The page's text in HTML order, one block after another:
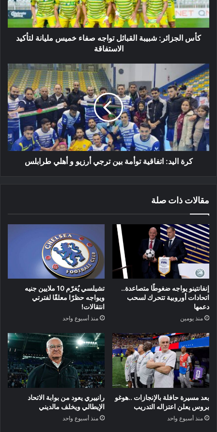
خميس
مليانة
لتأكيد
الاستفاقة
كأس الجزائر: شبيبة القبائل تواجه صفاء خميس مليانة لتأكيد
الاستفاقة
كرة
اليد:
اتفاقية
توأمة
بين
ترجي
أرزيو
أهلي
طرابلسكرة اليد: اتفاقية توأمة بين ترجي أرزيو و أهلي طرابلس
مقالات ذات صلة
إنفانتينو يواجه ضغوطًا متصاعدة..
اتحادات أوروبية تتحرك لسحب
دعمها
منذ يومين
تشيلسي يُغرّم 10 ملايين جنيه
ويواجه حظرًا معلقًا لفترتي
انتقالات!
منذ أسبوع واحد
بعد مسيرة حافلة بالإنجازات ..هوغو
بروس يعلن اعتزاله التدريب
منذ أسبوع واحد
رانييري يعود من بوابة الاتحاد
الإيطالي ويخلف مالديني
منذ أسبوع واحد